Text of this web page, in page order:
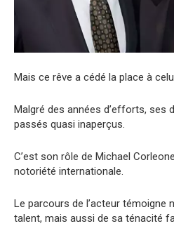
Mais ce rêve a cédé la place à
Malgré des années d’efforts, ses
passés quasi inaperçus.
C’est son rôle de Michael
notoriété internationale.
Le parcours de l’acteur témoigne
talent, mais aussi de sa ténacité